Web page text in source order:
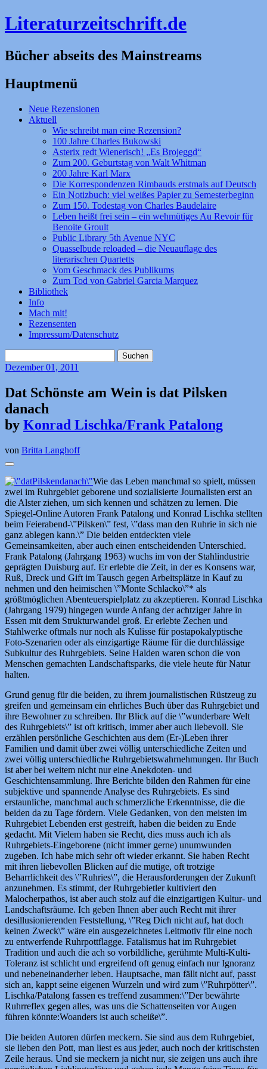
Literaturzeitschrift.de
Bücher abseits des Mainstreams
Hauptmenü
Zum
Inhalt
Neue Rezensionen
Aktuell
Wie schreibt man eine Rezension?
100 Jahre Charles Bukowski
Asterix redt Wienerisch! „Es Brojeggd“
Zum 200. Geburtstag von Walt Whitman
200 Jahre Karl Marx
Die Korrespondenzen Rimbauds erstmals auf Deutsch
Ein Notizbuch: viel weißes Papier zu Semesterbeginn
Zum 150. Todestag von Charles Baudelaire
Leben heißt frei sein – ein wehmütiges Au Revoir für
Benoite Groult
Public Library 5th Avenue NYC
Quasselbude reloaded – die Neuauflage des
literarischen Quartetts
Vom Geschmack des Publikums
Zum Tod von Gabriel Garcia Marquez
Bibliothek
Info
Mach mit!
Rezensenten
Impressum/Datenschutz
nach:
Dezember01, 2011
Dat Schönste am Wein is dat Pilsken
danach
by Konrad Lischka/Frank Patalong
von Britta Langhoff
Wie das Leben manchmal so spielt, müssen
zwei im Ruhrgebiet geborene und sozialisierte Journalisten erst an
die Alster ziehen, um sich kennen und schätzen zu lernen. Die
Spiegel-Online Autoren Frank Patalong und Konrad Lischka stellten
beim Feierabend-\”Pilsken\” fest, \”dass man den Ruhrie in sich nie
ganz ablegen kann.\” Die beiden entdeckten viele
Gemeinsamkeiten, aber auch einen entscheidenden Unterschied.
Frank Patalong (Jahrgang 1963) wuchs im von der Stahlindustrie
geprägten Duisburg auf. Er erlebte die Zeit, in der es Konsens war,
Ruß, Dreck und Gift im Tausch gegen Arbeitsplätze in Kauf zu
nehmen und den heimischen \”Monte Schlacko\”* als
größtmöglichen Abenteuerspielplatz zu akzeptieren. Konrad Lischka
(Jahrgang 1979) hingegen wurde Anfang der achtziger Jahre in
Essen mit dem Strukturwandel groß. Er erlebte Zechen und
Stahlwerke oftmals nur noch als Kulisse für postapokalyptische
Foto-Szenarien oder als einzigartige Räume für die durchlässige
Subkultur des Ruhrgebiets. Seine Halden waren schon die von
Menschen gemachten Landschaftsparks, die viele heute für Natur
halten.
Grund genug für die beiden, zu ihrem journalistischen Rüstzeug zu
greifen und gemeinsam ein ehrliches Buch über das Ruhrgebiet und
ihre Bewohner zu schreiben. Ihr Blick auf die \”wunderbare Welt
des Ruhrgebiets\” ist oft kritisch, immer aber auch liebevoll. Sie
erzählen persönliche Geschichten aus dem (Er-)Leben ihrer
Familien und damit über zwei völlig unterschiedliche Zeiten und
zwei völlig unterschiedliche Ruhrgebietswahrnehmungen. Ihr Buch
ist aber bei weitem nicht nur eine Anekdoten- und
Geschichtensammlung. Ihre Berichte bilden den Rahmen für eine
subjektive und spannende Analyse des Ruhrgebiets. Es sind
erstaunliche, manchmal auch schmerzliche Erkenntnisse, die die
beiden da zu Tage fördern. Viele Gedanken, von den meisten im
Ruhrgebiet Lebenden erst gestreift, haben die beiden zu Ende
gedacht. Mit Vielem haben sie Recht, dies muss auch ich als
Ruhrgebiets-Eingeborene (nicht immer gerne) unumwunden
zugeben. Ich habe mich sehr oft wieder erkannt. Sie haben Recht
mit ihren liebevollen Blicken auf die mutige, oft trotzige
Beharrlichkeit des \”Ruhries\”, die Herausforderungen der Zukunft
anzunehmen. Es stimmt, der Ruhrgebietler kultiviert den
Malocherpathos, ist aber auch stolz auf die einzigartigen Kultur- und
Landschaftsräume. Ich geben Ihnen aber auch Recht mit ihrer
desillusionierenden Feststellung, \”Reg Dich nicht auf, hat doch
keinen Zweck\” wäre ein ausgezeichnetes Leitmotiv für eine noch
zu entwerfende Ruhrpottflagge. Fatalismus hat im Ruhrgebiet
Tradition und auch die ach so vorbildliche, gerühmte Multi-Kulti-
Toleranz ist schlicht und ergreifend oft genug einfach nur Ignoranz
und nebeneinanderher leben. Hauptsache, man fällt nicht auf, passt
sich an, kappt seine eigenen Wurzeln und wird zum \”Ruhrpötter\”.
Lischka/Patalong fassen es treffend zusammen:\”Der bewährte
Ruhrreflex gegen alles, was uns die Schattenseiten vor Augen
führen könnte:Woanders ist auch scheiße\”.
Die beiden Autoren dürfen meckern. Sie sind aus dem Ruhrgebiet,
sie lieben den Pott, man liest es aus jeder, auch noch der kritischsten
Zeile heraus. Und sie meckern ja nicht nur, sie zeigen uns auch ihre